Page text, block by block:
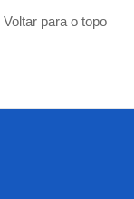
Voltar para o topo